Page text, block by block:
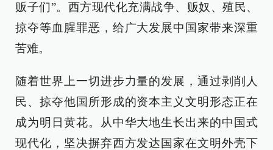
贩子们”。西方现代化充满战争、贩奴、殖民、
掠夺等血腥罪恶，给广大发展中国家带来深重
苦难。
随着世界上一切进步力量的发展，通过剥削人
民、掠夺他国所形成的资本主义文明形态正在
成为明日黄花。从中华大地生长出来的中国式
现代化，坚决摒弃西方发达国家在文明外壳下